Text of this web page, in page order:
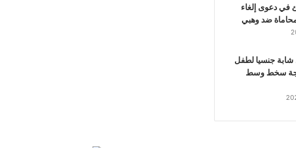
دعوى إلغاء
ضد وهبي
شابة جنسيا لطفل
سخط وسط